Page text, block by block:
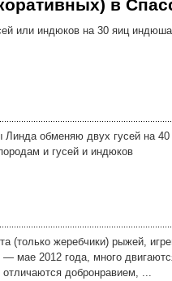
в
или индюков на 30 яиц
Линда обменяю двух гусей на
и гусей и индюков
(только жеребчики) рыжей,
мае 2012 года, много
добронравием, ...